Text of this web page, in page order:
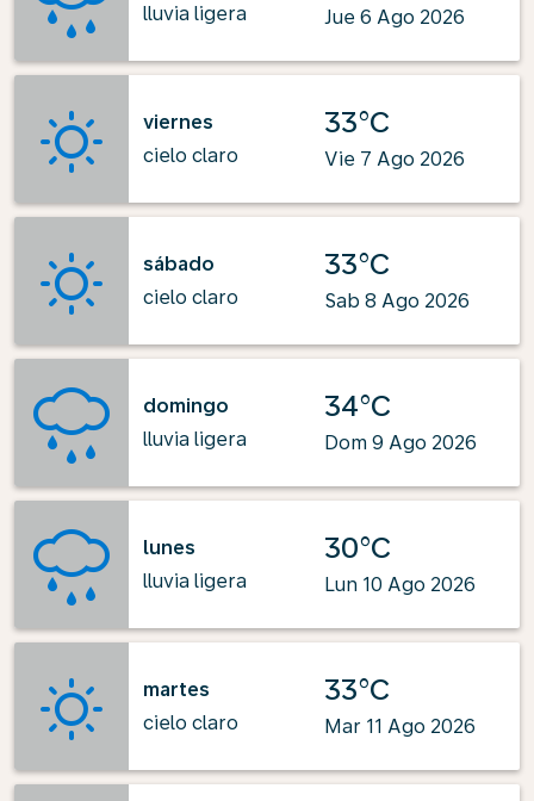
lluvia ligera
Jue 6 Ago 2026
viernes
cielo claro
33°C
Vie 7 Ago 2026
sábado
cielo claro
33°C
Sab 8 Ago 2026
domingo
lluvia ligera
34°C
Dom 9 Ago 2026
lunes
lluvia ligera
30°C
Lun 10 Ago 2026
martes
cielo claro
33°C
Mar 11 Ago 2026